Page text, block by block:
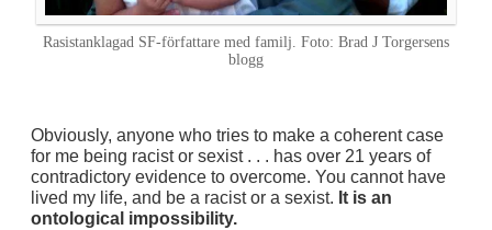
Rasistanklagad SF-författare med familj. Foto: Brad J Torgersens
blogg
Obviously, anyone who tries to make a coherent case
for me being racist or sexist . . . has over 21 years of
contradictory evidence to overcome. You cannot have
lived my life, and be a racist or a sexist. It is an
ontological impossibility.